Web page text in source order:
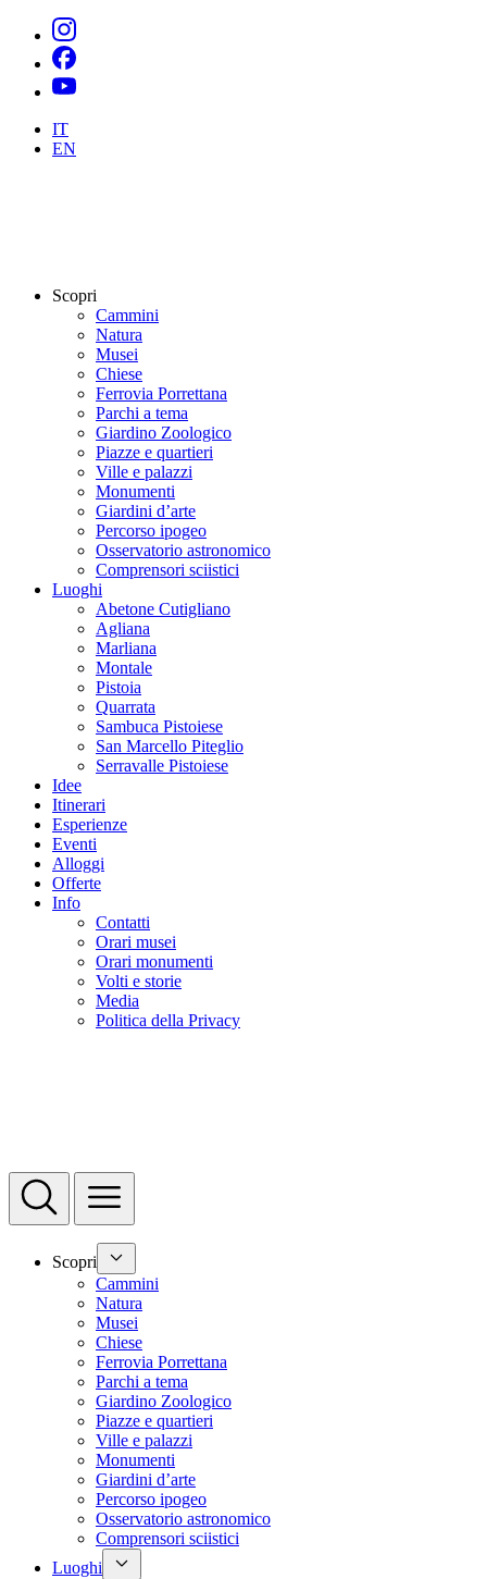
IT
EN
Scopri
Cammini
Natura
Musei
Chiese
Ferrovia Porrettana
Parchi a tema
Giardino Zoologico
Piazze e quartieri
Ville e palazzi
Monumenti
Giardini d’arte
Percorso ipogeo
Osservatorio astronomico
Comprensori sciistici
Luoghi
Abetone Cutigliano
Agliana
Marliana
Montale
Pistoia
Quarrata
Sambuca Pistoiese
San Marcello Piteglio
Serravalle Pistoiese
Idee
Itinerari
Esperienze
Eventi
Alloggi
Offerte
Info
Contatti
Orari musei
Orari monumenti
Volti e storie
Media
Politica della Privacy
Scopri
Cammini
Natura
Musei
Chiese
Ferrovia Porrettana
Parchi a tema
Giardino Zoologico
Piazze e quartieri
Ville e palazzi
Monumenti
Giardini d’arte
Percorso ipogeo
Osservatorio astronomico
Comprensori sciistici
Luoghi